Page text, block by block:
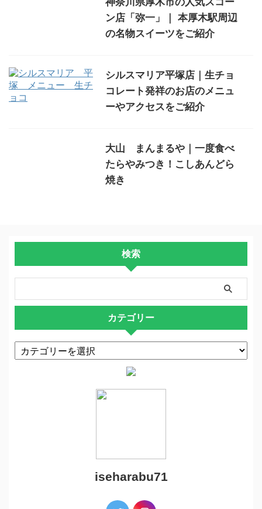
ン店「弥一」｜ 本厚木駅周辺
の名物スイーツをご紹介
シルスマリア平塚店｜生チョ
コレート発祥のお店のメニュ
ーやアクセスをご紹介
大山 まんまるや｜一度食べ
たらやみつき！こしあんどら
焼き
検索
カテゴリー
iseharabu71